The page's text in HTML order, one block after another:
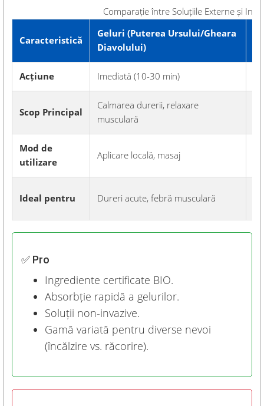
Comparație între Soluțiile Externe și
Caracteristică
Geluri (Puterea Ursului/Gheara
Diavolului)
Acțiune Imediată (10-30 min)
Scop Principal
Calmarea durerii, relaxare
musculară
Mod de
utilizare
Aplicare locală, masaj
Ideal pentru Dureri acute, febră musculară
✅ Pro
Ingrediente certificate BIO.
Absorbție rapidă a gelurilor.
Soluții non-invazive.
Gamă variată pentru diverse nevoi
(încălzire vs. răcorire).